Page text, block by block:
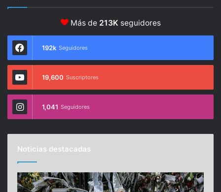
Más de 213K seguidores
192k Seguidores
19,600 Suscriptores
1,041 Seguidores
Noticias destacadas
U
r